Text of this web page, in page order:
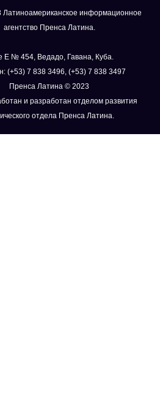
Латиноамериканское информационное
агентство Пренса Латина.
E № 454, Ведадо, Гавана, Куба.
(+53) 7 838 3496, (+53) 7 838 3497
Пренса Латина © 2023
и разработан отделом развития
отдела Пренса Латина.